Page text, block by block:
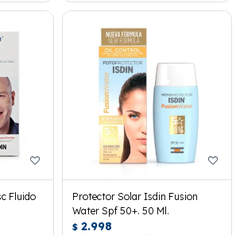
Fluido
Protector Solar Isdin Fusion
Water Spf 50+. 50 Ml.
$ 2.998